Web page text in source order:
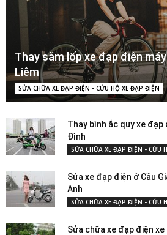
Thay săm lốp xe đạp điện
Liêm
SỬA CHỮA XE ĐẠP ĐIỆN - CỨU HỘ XE ĐẠP ĐIỆN
Thay bình ắc quy xe đạp
Đình
SỬA CHỮA XE ĐẠP ĐIỆN - CỨU
Sửa xe đạp điện ở Cầu
Anh
SỬA CHỮA XE ĐẠP ĐIỆN - CỨU
Sửa chữa xe đạp điện xe